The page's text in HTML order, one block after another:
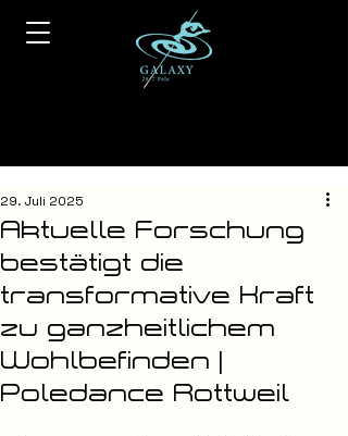
Aktuelle Forschung
bestätigt die
transformative Kraft
zu ganzheitlichem
Wohlbefinden |
Poledance Rottweil
29. Juli 2025